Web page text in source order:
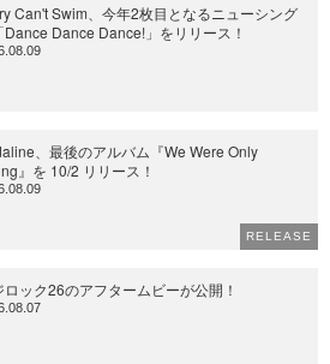
Can't Swim、今年2枚目となるニューシング
Dance Dance Dance!」をリリース！
、最後のアルバム『We Were Only
』を 10/2 リリース！
RELEASE
ロック26のアフタームビーが公開！